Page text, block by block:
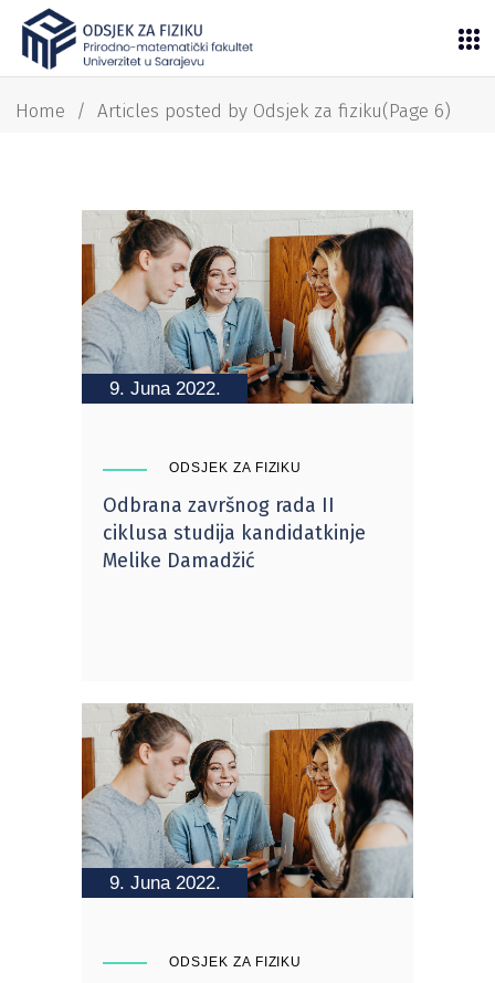
Home / Articles posted by Odsjek za fiziku(Page 6)
9. Juna 2022.
ODSJEK ZA FIZIKU
Odbrana završnog rada II
ciklusa studija kandidatkinje
Melike Damadžić
9. Juna 2022.
ODSJEK ZA FIZIKU